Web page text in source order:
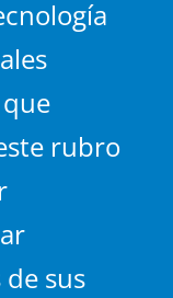
rubro
sus